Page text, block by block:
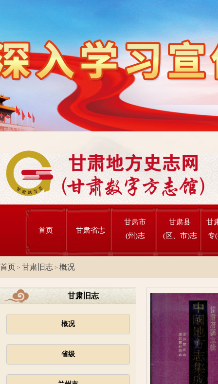
首页 甘肃省志
甘肃市
(州)志
甘肃县
(区、市)志
甘
专
首页 > 甘肃旧志 > 概况
甘肃旧志
概况
省级